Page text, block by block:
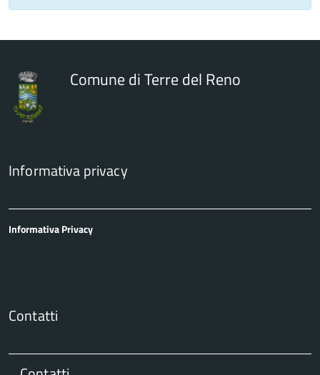
Comune di Terre del Reno
Informativa privacy
Informativa Privacy
Contatti